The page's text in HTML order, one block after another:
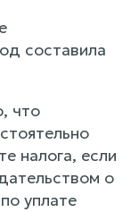
составила
что
налога, если
о
уплате